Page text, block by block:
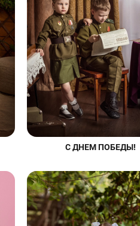
С ДНЕМ ПОБЕДЫ!